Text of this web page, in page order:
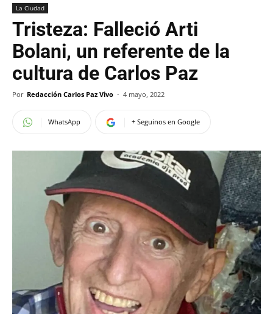
La Ciudad
Tristeza: Falleció Arti
Bolani, un referente de la
cultura de Carlos Paz
Por Redacción Carlos Paz Vivo - 4 mayo, 2022
WhatsApp + Seguinos en Google